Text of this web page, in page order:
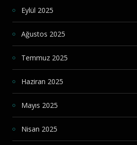
Eylül 2025
Ağustos 2025
Temmuz 2025
Haziran 2025
Mayıs 2025
Nisan 2025